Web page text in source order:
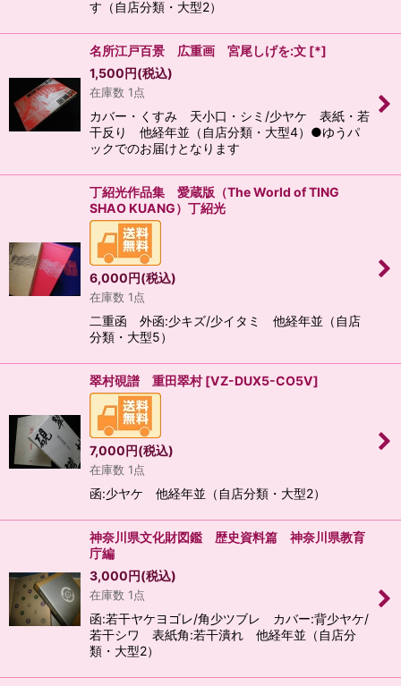
す（自店分類・大型2）
名所江戸百景 広重画 宮尾しげを:文 [*]
1,500円(税込)
在庫数 1点
カバー・くすみ 天小口・シミ/少ヤケ 表紙・若
干反り 他経年並（自店分類・大型4）●ゆうパ
ックでのお届けとなります
丁紹光作品集 愛蔵版（The World of TING
SHAO KUANG）丁紹光
6,000円(税込)
在庫数 1点
二重函 外函:少キズ/少イタミ 他経年並（自店
分類・大型5）
翠村硯譜 重田翠村 [VZ-DUX5-CO5V]
7,000円(税込)
在庫数 1点
函:少ヤケ 他経年並（自店分類・大型2）
神奈川県文化財図鑑 歴史資料篇 神奈川県教育
庁編
3,000円(税込)
在庫数 1点
函:若干ヤケヨゴレ/角少ツブレ カバー:背少ヤケ/
若干シワ 表紙角:若干潰れ 他経年並（自店分
類・大型2）